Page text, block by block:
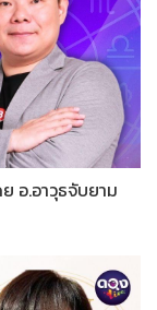
อ.อาวุธจับยาม